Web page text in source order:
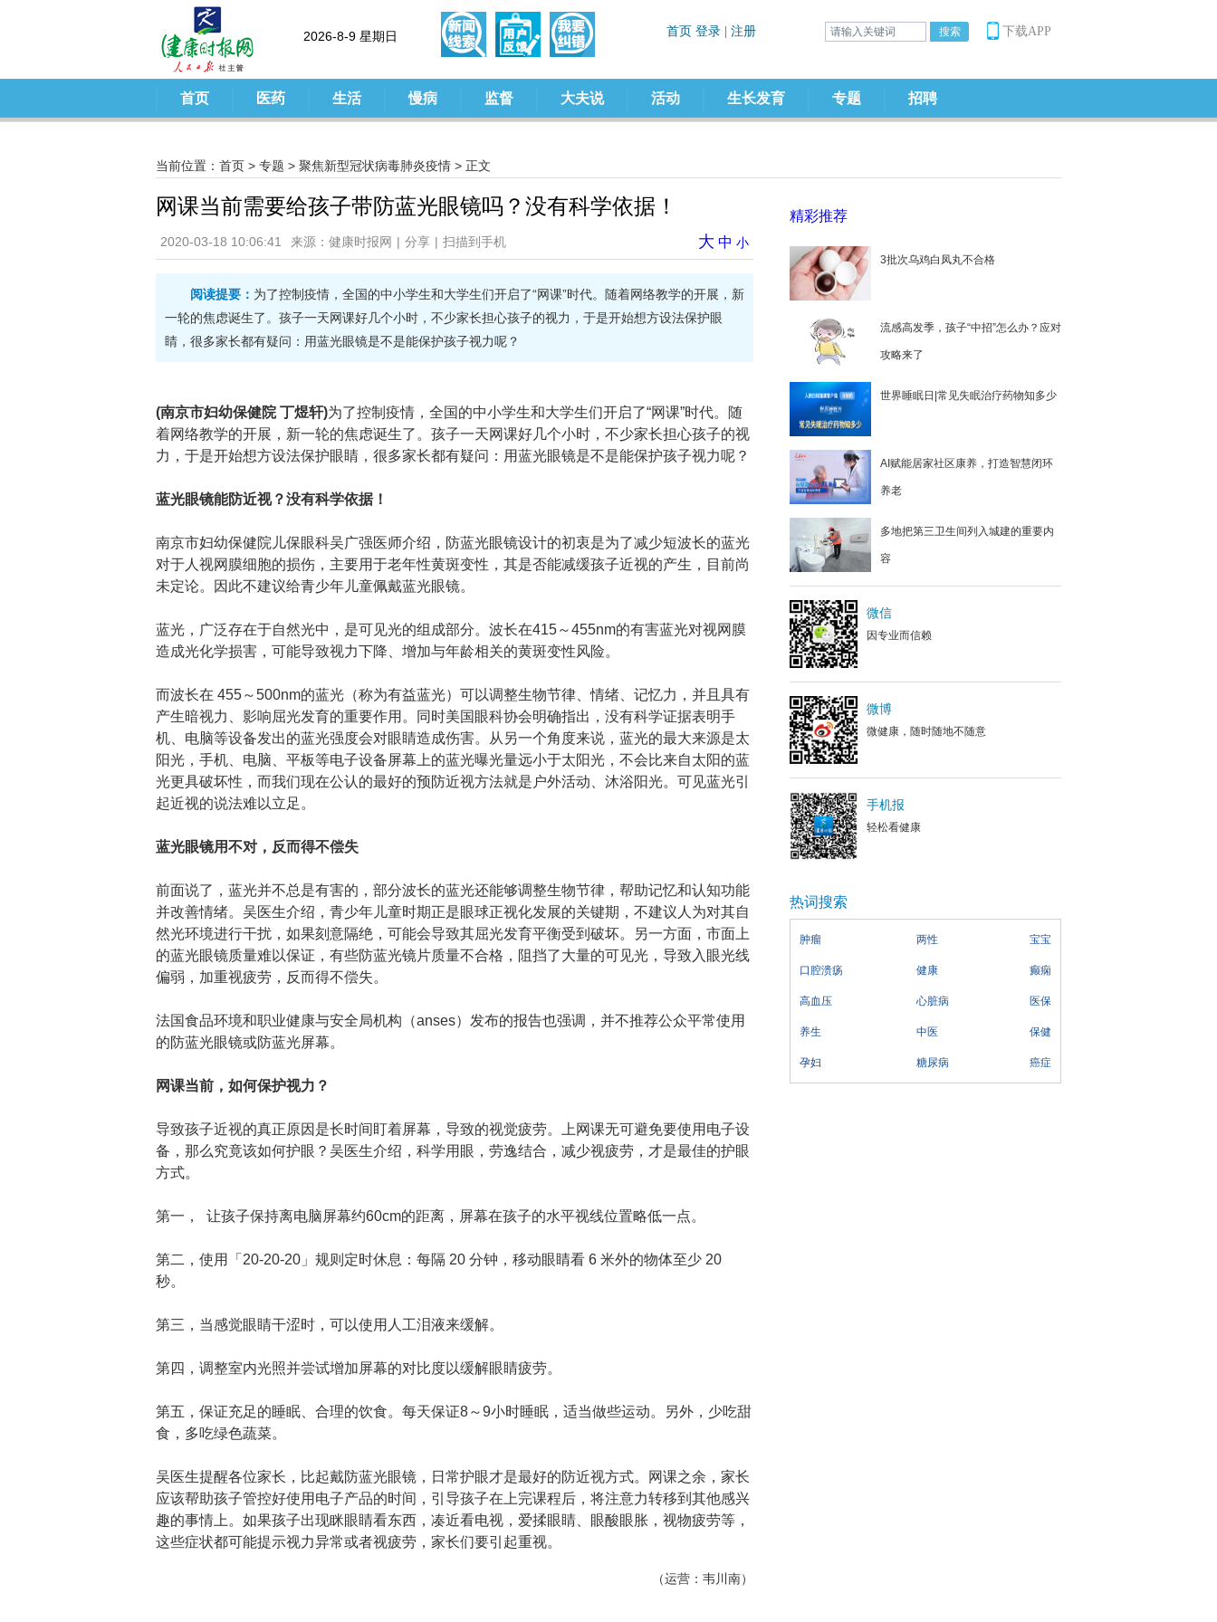
2026-8-9 星期日 下载APP
首页 医药 生活 慢病 监督 大夫说 活动 生长发育 专题 招聘
当前位置： 首页 > 专题 > 聚焦新型冠状病毒肺炎疫情 > 正文
​网课当前需要给孩子带防蓝光眼镜吗？没有科学依据！
2020-03-18 10:06:41 来源：健康时报网 | 分享 | 扫描到手机 大 中 小
阅读提要： 为了控制疫情，全国的中小学生和大学生们开启了“网课”时代。随着网络教学的开展，新
一轮的焦虑诞生了。孩子一天网课好几个小时，不少家长担心孩子的视力，于是开始想方设法保护眼
睛，很多家长都有疑问：用蓝光眼镜是不是能保护孩子视力呢？
(南京市妇幼保健院 丁煜轩)为了控制疫情，全国的中小学生和大学生们开启了“网课”时代。随
着网络教学的开展，新一轮的焦虑诞生了。孩子一天网课好几个小时，不少家长担心孩子的视
力，于是开始想方设法保护眼睛，很多家长都有疑问：用蓝光眼镜是不是能保护孩子视力呢？
蓝光眼镜能防近视？没有科学依据！
南京市妇幼保健院儿保眼科吴广强医师介绍，防蓝光眼镜设计的初衷是为了减少短波长的蓝光
对于人视网膜细胞的损伤，主要用于老年性黄斑变性，其是否能减缓孩子近视的产生，目前尚
未定论。因此不建议给青少年儿童佩戴蓝光眼镜。
蓝光，广泛存在于自然光中，是可见光的组成部分。波长在415～455nm的有害蓝光对视网膜
造成光化学损害，可能导致视力下降、增加与年龄相关的黄斑变性风险。
而波长在 455～500nm的蓝光（称为有益蓝光）可以调整生物节律、情绪、记忆力，并且具有
产生暗视力、影响屈光发育的重要作用。同时美国眼科协会明确指出，没有科学证据表明手
机、电脑等设备发出的蓝光强度会对眼睛造成伤害。从另一个角度来说，蓝光的最大来源是太
阳光，手机、电脑、平板等电子设备屏幕上的蓝光曝光量远小于太阳光，不会比来自太阳的蓝
光更具破坏性，而我们现在公认的最好的预防近视方法就是户外活动、沐浴阳光。可见蓝光引
起近视的说法难以立足。
蓝光眼镜用不对，反而得不偿失
前面说了，蓝光并不总是有害的，部分波长的蓝光还能够调整生物节律，帮助记忆和认知功能
并改善情绪。吴医生介绍，青少年儿童时期正是眼球正视化发展的关键期，不建议人为对其自
然光环境进行干扰，如果刻意隔绝，可能会导致其屈光发育平衡受到破坏。另一方面，市面上
的蓝光眼镜质量难以保证，有些防蓝光镜片质量不合格，阻挡了大量的可见光，导致入眼光线
偏弱，加重视疲劳，反而得不偿失。
法国食品环境和职业健康与安全局机构（anses）发布的报告也强调，并不推荐公众平常使用
的防蓝光眼镜或防蓝光屏幕。
网课当前，如何保护视力？
导致孩子近视的真正原因是长时间盯着屏幕，导致的视觉疲劳。上网课无可避免要使用电子设
备，那么究竟该如何护眼？吴医生介绍，科学用眼，劳逸结合，减少视疲劳，才是最佳的护眼
方式。
第一， 让孩子保持离电脑屏幕约60cm的距离，屏幕在孩子的水平视线位置略低一点。
第二，使用「20-20-20」规则定时休息：每隔 20 分钟，移动眼睛看 6 米外的物体至少 20
秒。
第三，当感觉眼睛干涩时，可以使用人工泪液来缓解。
第四，调整室内光照并尝试增加屏幕的对比度以缓解眼睛疲劳。
第五，保证充足的睡眠、合理的饮食。每天保证8～9小时睡眠，适当做些运动。另外，少吃甜
食，多吃绿色蔬菜。
吴医生提醒各位家长，比起戴防蓝光眼镜，日常护眼才是最好的防近视方式。网课之余，家长
应该帮助孩子管控好使用电子产品的时间，引导孩子在上完课程后，将注意力转移到其他感兴
趣的事情上。如果孩子出现眯眼睛看东西，凑近看电视，爱揉眼睛、眼酸眼胀，视物疲劳等，
这些症状都可能提示视力异常或者视疲劳，家长们要引起重视。
（运营：韦川南）
精彩推荐
3批次乌鸡白凤丸不合格
流感高发季，孩子“中招”怎么办？应对
攻略来了
世界睡眠日|常见失眠治疗药物知多少
AI赋能居家社区康养，打造智慧闭环
养老
多地把第三卫生间列入城建的重要内
容
微信
因专业而信赖
微博
微健康，随时随地不随意
手机报
轻松看健康
热词搜索
肿瘤 两性 宝宝
口腔溃疡 健康 癫痫
高血压 心脏病 医保
养生 中医 保健
孕妇 糖尿病 癌症